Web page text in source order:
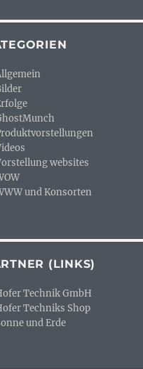
websites
und Konsorten
(LINKS)
Technik GmbH
Techniks Shop
und Erde